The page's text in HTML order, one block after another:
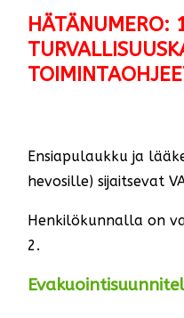
HÄTÄNUMERO:
Ensiapulaukku ja
hevosille) sijaitsevat
Henkilökunnalla on
2.